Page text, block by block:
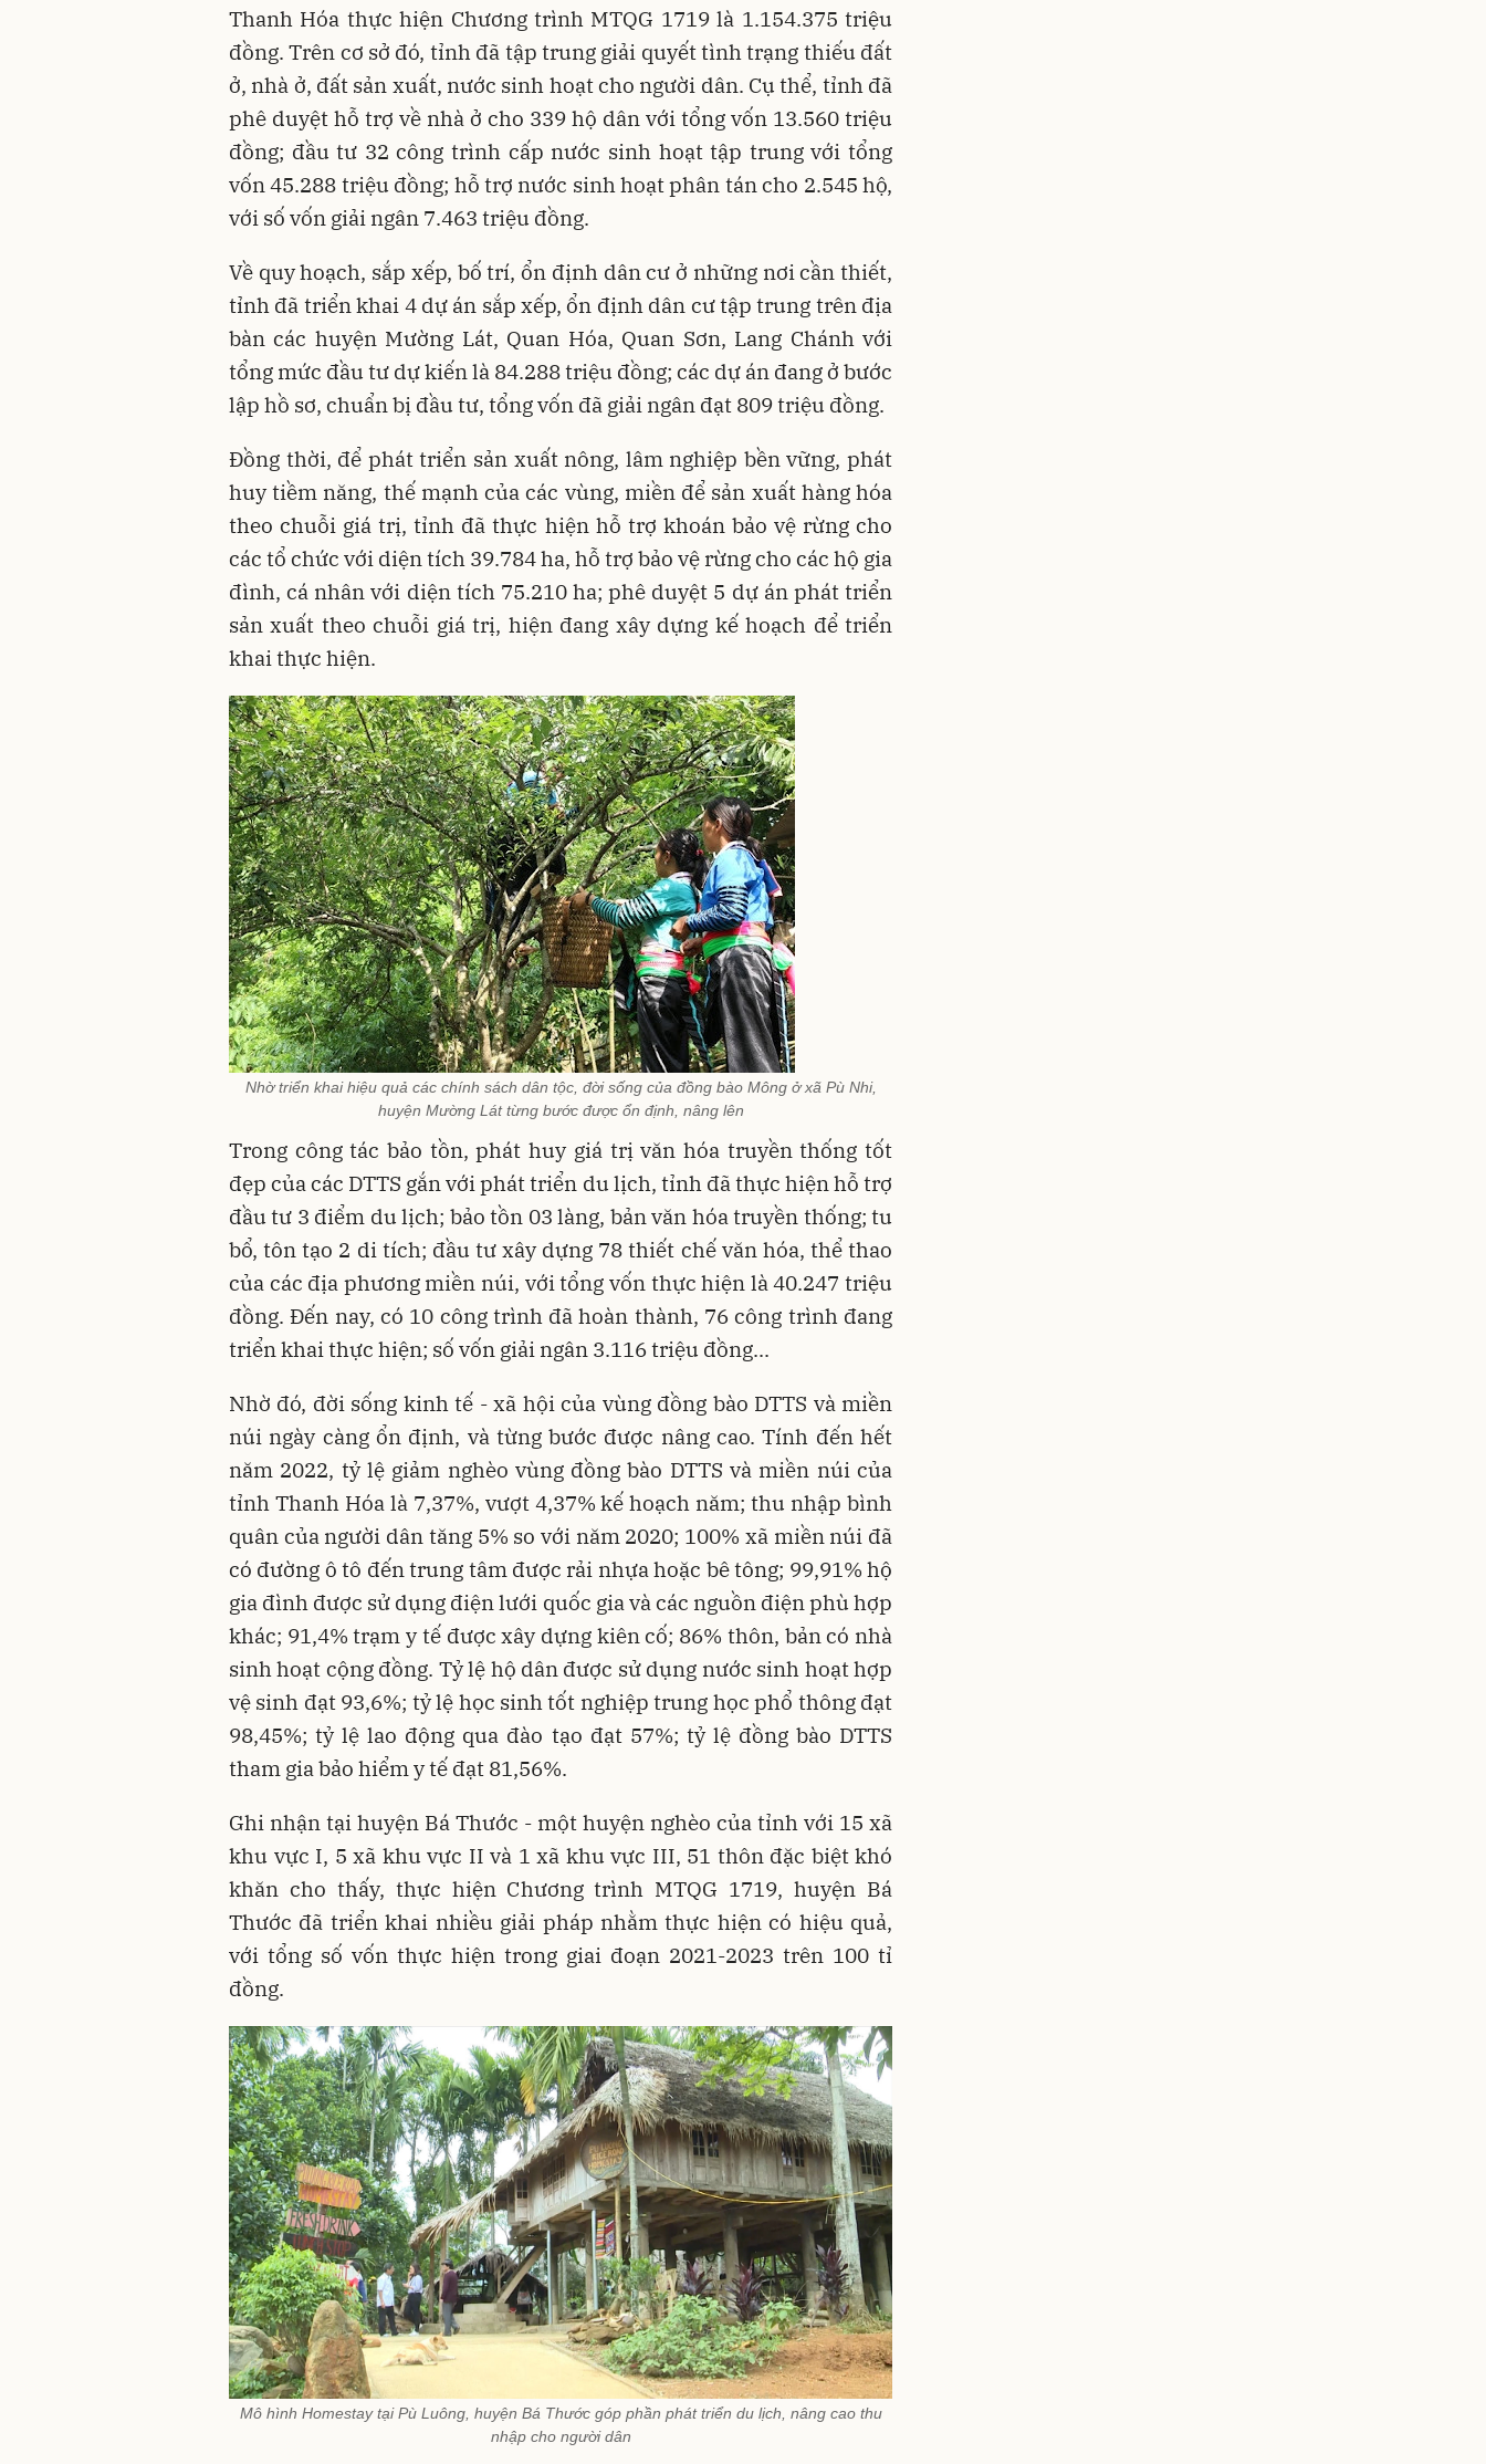
Thanh Hóa thực hiện Chương trình MTQG 1719 là 1.154.375 triệu
đồng. Trên cơ sở đó, tỉnh đã tập trung giải quyết tình trạng thiếu đất
ở, nhà ở, đất sản xuất, nước sinh hoạt cho người dân. Cụ thể, tỉnh đã
phê duyệt hỗ trợ về nhà ở cho 339 hộ dân với tổng vốn 13.560 triệu
đồng; đầu tư 32 công trình cấp nước sinh hoạt tập trung với tổng
vốn 45.288 triệu đồng; hỗ trợ nước sinh hoạt phân tán cho 2.545 hộ,
với số vốn giải ngân 7.463 triệu đồng.
Về quy hoạch, sắp xếp, bố trí, ổn định dân cư ở những nơi cần thiết,
tỉnh đã triển khai 4 dự án sắp xếp, ổn định dân cư tập trung trên địa
bàn các huyện Mường Lát, Quan Hóa, Quan Sơn, Lang Chánh với
tổng mức đầu tư dự kiến là 84.288 triệu đồng; các dự án đang ở bước
lập hồ sơ, chuẩn bị đầu tư, tổng vốn đã giải ngân đạt 809 triệu đồng.
Đồng thời, để phát triển sản xuất nông, lâm nghiệp bền vững, phát
huy tiềm năng, thế mạnh của các vùng, miền để sản xuất hàng hóa
theo chuỗi giá trị, tỉnh đã thực hiện hỗ trợ khoán bảo vệ rừng cho
các tổ chức với diện tích 39.784 ha, hỗ trợ bảo vệ rừng cho các hộ gia
đình, cá nhân với diện tích 75.210 ha; phê duyệt 5 dự án phát triển
sản xuất theo chuỗi giá trị, hiện đang xây dựng kế hoạch để triển
khai thực hiện.
Nhờ triển khai hiệu quả các chính sách dân tộc, đời sống của đồng bào Mông ở xã Pù Nhi,
huyện Mường Lát từng bước được ổn định, nâng lên
Trong công tác bảo tồn, phát huy giá trị văn hóa truyền thống tốt
đẹp của các DTTS gắn với phát triển du lịch, tỉnh đã thực hiện hỗ trợ
đầu tư 3 điểm du lịch; bảo tồn 03 làng, bản văn hóa truyền thống; tu
bổ, tôn tạo 2 di tích; đầu tư xây dựng 78 thiết chế văn hóa, thể thao
của các địa phương miền núi, với tổng vốn thực hiện là 40.247 triệu
đồng. Đến nay, có 10 công trình đã hoàn thành, 76 công trình đang
triển khai thực hiện; số vốn giải ngân 3.116 triệu đồng...
Nhờ đó, đời sống kinh tế - xã hội của vùng đồng bào DTTS và miền
núi ngày càng ổn định, và từng bước được nâng cao. Tính đến hết
năm 2022, tỷ lệ giảm nghèo vùng đồng bào DTTS và miền núi của
tỉnh Thanh Hóa là 7,37%, vượt 4,37% kế hoạch năm; thu nhập bình
quân của người dân tăng 5% so với năm 2020; 100% xã miền núi đã
có đường ô tô đến trung tâm được rải nhựa hoặc bê tông; 99,91% hộ
gia đình được sử dụng điện lưới quốc gia và các nguồn điện phù hợp
khác; 91,4% trạm y tế được xây dựng kiên cố; 86% thôn, bản có nhà
sinh hoạt cộng đồng. Tỷ lệ hộ dân được sử dụng nước sinh hoạt hợp
vệ sinh đạt 93,6%; tỷ lệ học sinh tốt nghiệp trung học phổ thông đạt
98,45%; tỷ lệ lao động qua đào tạo đạt 57%; tỷ lệ đồng bào DTTS
tham gia bảo hiểm y tế đạt 81,56%.
Ghi nhận tại huyện Bá Thước - một huyện nghèo của tỉnh với 15 xã
khu vực I, 5 xã khu vực II và 1 xã khu vực III, 51 thôn đặc biệt khó
khăn cho thấy, thực hiện Chương trình MTQG 1719, huyện Bá
Thước đã triển khai nhiều giải pháp nhằm thực hiện có hiệu quả,
với tổng số vốn thực hiện trong giai đoạn 2021-2023 trên 100 tỉ
đồng.
Mô hình Homestay tại Pù Luông, huyện Bá Thước góp phần phát triển du lịch, nâng cao thu
nhập cho người dân